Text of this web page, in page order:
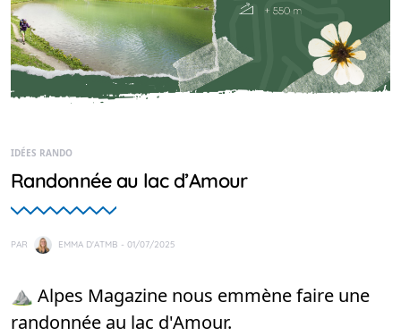
IDÉES RANDO
Randonnée au lac d’Amour
PAR EMMA D'ATMB - 01/07/2025
⛰️ Alpes Magazine nous emmène faire une
randonnée au lac d'Amour.